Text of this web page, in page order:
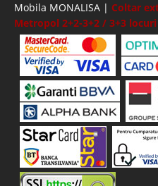
Mobila MONALISA | Coltar
Metropol 2+2-3+2 / 3+3 locuri